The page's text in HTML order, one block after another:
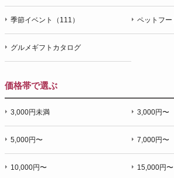
季節イベント（111） ペットフー
グルメギフトカタログ
価格帯で選ぶ
3,000円未満 3,000円〜
5,000円〜 7,000円〜
10,000円〜 15,000円〜